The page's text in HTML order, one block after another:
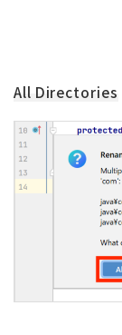
All Directories